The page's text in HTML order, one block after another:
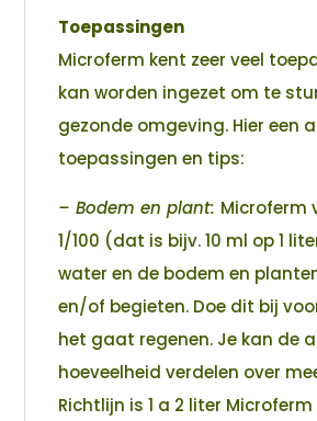
Toepassingen
Microferm kent zeer veel
kan worden ingezet om te
gezonde omgeving. Hier een
toepassingen en tips:
– Bodem en plant: Microferm
1/100 (dat is bijv. 10 ml op 1
water en de bodem en
en/of begieten. Doe dit bij
het gaat regenen. Je kan de
hoeveelheid verdelen over
Richtlijn is 1 a 2 liter